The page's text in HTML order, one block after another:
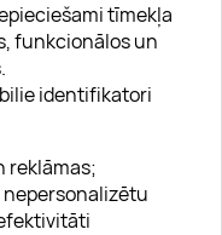
tīmekļa
funkcionālos un
identifikatori
reklāmas;